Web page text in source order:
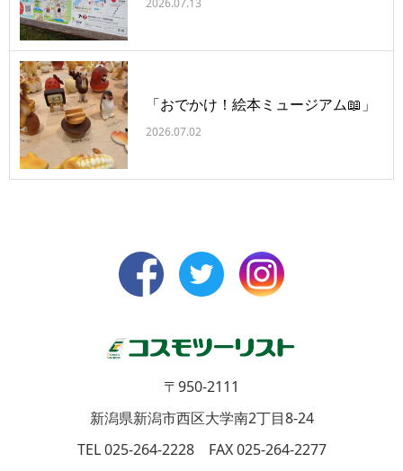
「おでかけ！絵本ミュージアム📖」
2026.07.02
〒950-2111
新潟県新潟市西区大学南2丁目8-24
TEL 025-264-2228 FAX 025-264-2277